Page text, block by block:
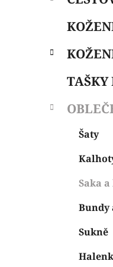
p
l
TAŠKY
Šaty
Saka
Bundy
Sukně